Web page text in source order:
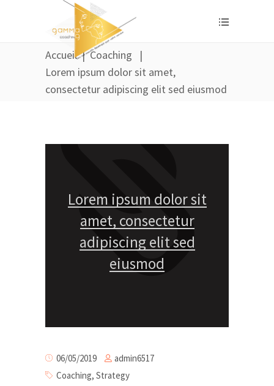
Accueil|Coaching
|
Lorem ipsum dolor sit amet,
consectetur adipiscing elit sed eiusmod
Lorem ipsum dolor sit
amet, consectetur
adipiscing elit sed
eiusmod
06/05/2019
admin6517
Coaching, Strategy